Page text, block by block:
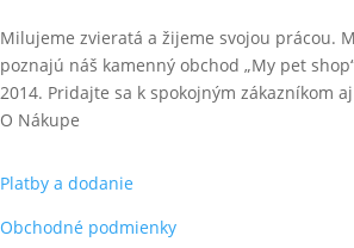
Milujeme zvieratá a žijeme svojou prácou.
poznajú náš kamenný obchod „My pet
2014. Pridajte sa k spokojným zákazníkom
O Nákupe
Platby a dodanie
Obchodné podmienky